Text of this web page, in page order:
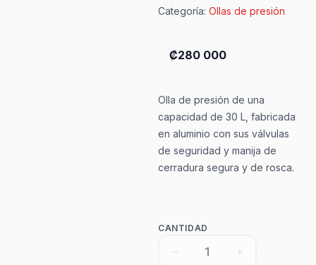
Categoría: Ollas de presión
₡280 000
Olla de presión de una
capacidad de 30 L, fabricada
en aluminio con sus válvulas
de seguridad y manija de
cerradura segura y de rosca.
CANTIDAD